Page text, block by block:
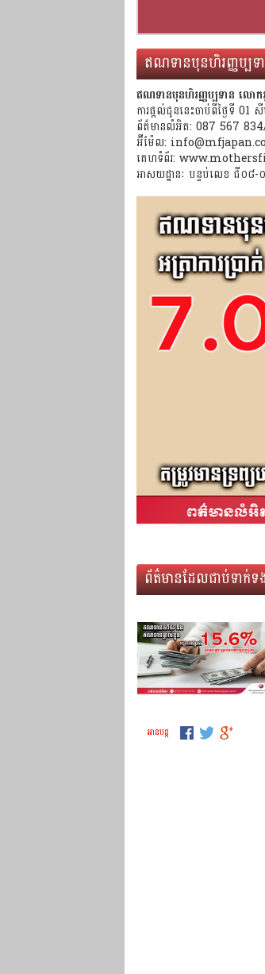
ឥណទានបុនហិរញ្ញប្បទ
ឥណទានបុនហិរញ្ញប្បទាន លោកអ្
ការផ្តល់ជូននេះចាប់ពីថ្ងៃទី
ព័ត៌មានលំអិត: 087 567
អ៊ីម៉ែល:
គេហទំព័រ:
អាសយដ្ឋានៈ បន្ទប់លេខ ជី០៨-
ព័ត៌មានដែលជាប់ទាក់ទ
អាន​បន្ត